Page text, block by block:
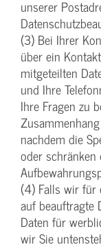
unserer
(3) Bei Ihrer
über ein
mitgeteilten
und Ihre
Ihre Fragen zu
nachdem die
oder
(4) Falls wir für
auf beauftragte
Daten für
wir Sie